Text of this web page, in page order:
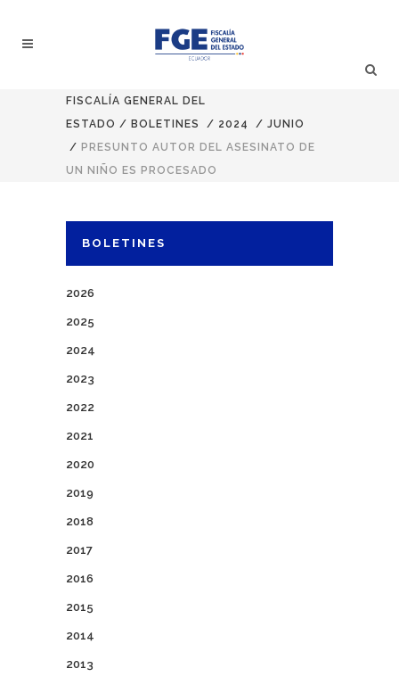
FISCALÍA GENERAL DEL
ESTADO / BOLETINES / 2024 / JUNIO
/ PRESUNTO AUTOR DEL ASESINATO DE
UN NIÑO ES PROCESADO
BOLETINES
2026
2025
2024
2023
2022
2021
2020
2019
2018
2017
2016
2015
2014
2013